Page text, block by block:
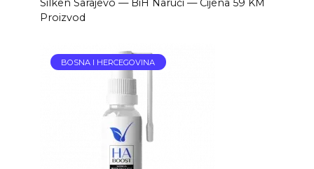
Silken Sarajevo — BiH Naruči — Cijena 59 KM
Proizvod
BOSNA I HERCEGOVINA